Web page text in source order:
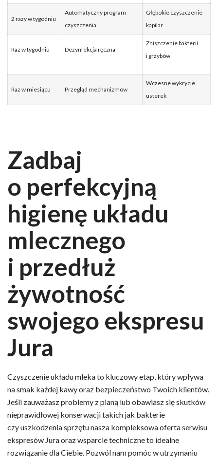
2 razy w tygodniu
Automatyczny program
czyszczenia
Głębokie czyszczenie
kapilar
Raz w tygodniu Dezynfekcja ręczna
Zniszczenie bakterii
i grzybów
Raz w miesiącu Przegląd mechanizmów
Wczesne wykrycie
usterek
Zadbaj
o perfekcyjną
higienę układu
mlecznego
i przedłuż
żywotność
swojego ekspresu
Jura
Czyszczenie układu mleka to kluczowy etap, który wpływa
na smak każdej kawy oraz bezpieczeństwo Twoich klientów.
Jeśli zauważasz problemy z pianą lub obawiasz się skutków
nieprawidłowej konserwacji takich jak bakterie
czy uszkodzenia sprzętu nasza kompleksowa oferta serwisu
ekspresów Jura oraz wsparcie techniczne to idealne
rozwiązanie dla Ciebie. Pozwól nam pomóc w utrzymaniu